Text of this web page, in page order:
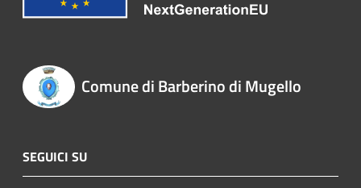
Comune di Barberino di Mugello
SEGUICI SU